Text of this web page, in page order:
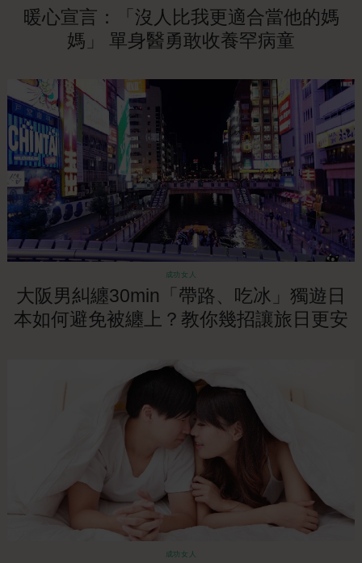
暖心宣言：「沒人比我更適合當他的媽
媽」 單身醫勇敢收養罕病童
成功女人
大阪男糾纏30min「帶路、吃冰」獨遊日
本如何避免被纏上？教你幾招讓旅日更安
成功女人